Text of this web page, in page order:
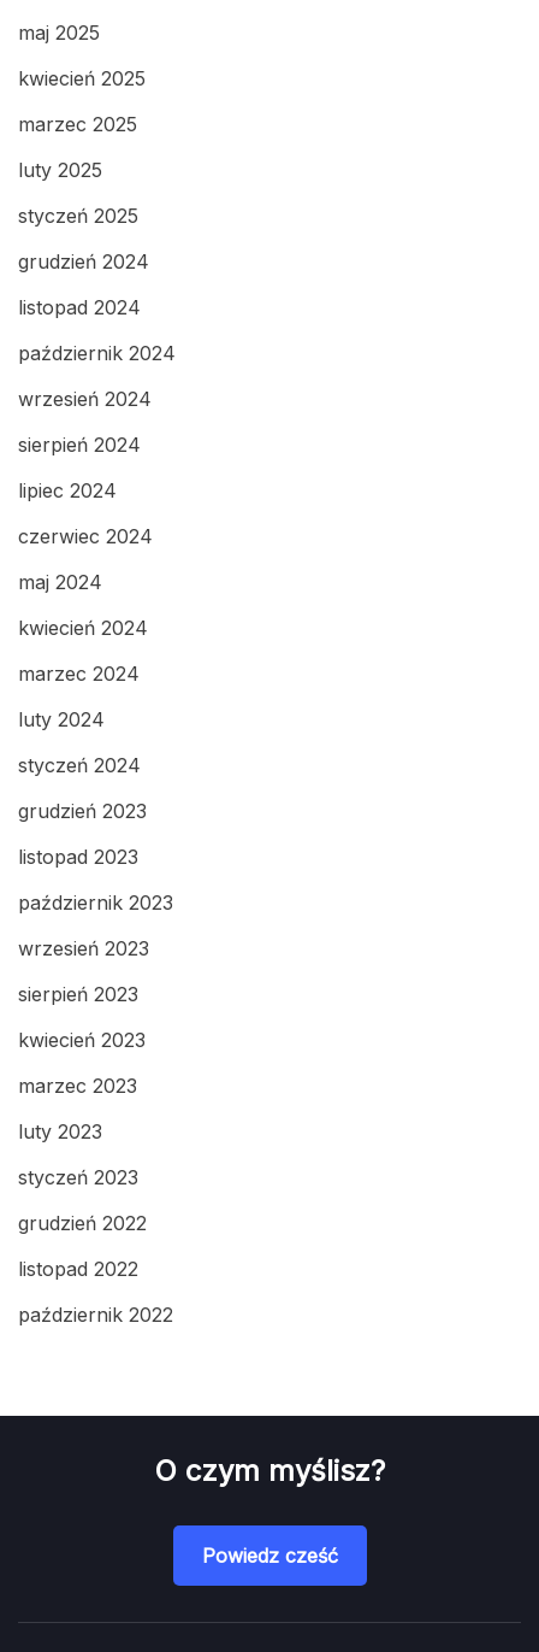
maj 2025
kwiecień 2025
marzec 2025
luty 2025
styczeń 2025
grudzień 2024
listopad 2024
październik 2024
wrzesień 2024
sierpień 2024
lipiec 2024
czerwiec 2024
maj 2024
kwiecień 2024
marzec 2024
luty 2024
styczeń 2024
grudzień 2023
listopad 2023
październik 2023
wrzesień 2023
sierpień 2023
kwiecień 2023
marzec 2023
luty 2023
styczeń 2023
grudzień 2022
listopad 2022
październik 2022
O czym myślisz?
Powiedz cześć